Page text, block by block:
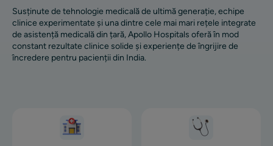
Susținute de tehnologie medicală de ultimă generație, echipe
clinice experimentate și una dintre cele mai mari rețele integrate
de asistență medicală din țară, Apollo Hospitals oferă în mod
constant rezultate clinice solide și experiențe de îngrijire de
încredere pentru pacienții din India.
Imagine Imagine